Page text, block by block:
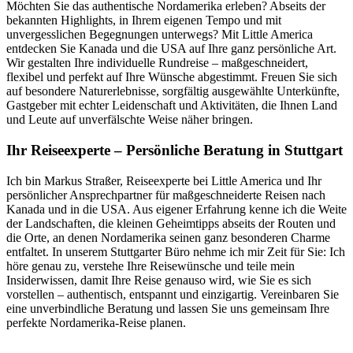
Möchten Sie das authentische Nordamerika erleben? Abseits der
bekannten Highlights, in Ihrem eigenen Tempo und mit
unvergesslichen Begegnungen unterwegs? Mit Little America
entdecken Sie Kanada und die USA auf Ihre ganz persönliche Art.
Wir gestalten Ihre individuelle Rundreise – maßgeschneidert,
flexibel und perfekt auf Ihre Wünsche abgestimmt. Freuen Sie sich
auf besondere Naturerlebnisse, sorgfältig ausgewählte Unterkünfte,
Gastgeber mit echter Leidenschaft und Aktivitäten, die Ihnen Land
und Leute auf unverfälschte Weise näher bringen.
Ihr Reiseexperte – Persönliche Beratung in Stuttgart
Ich bin Markus Straßer, Reiseexperte bei Little America und Ihr
persönlicher Ansprechpartner für maßgeschneiderte Reisen nach
Kanada und in die USA. Aus eigener Erfahrung kenne ich die Weite
der Landschaften, die kleinen Geheimtipps abseits der Routen und
die Orte, an denen Nordamerika seinen ganz besonderen Charme
entfaltet. In unserem Stuttgarter Büro nehme ich mir Zeit für Sie: Ich
höre genau zu, verstehe Ihre Reisewünsche und teile mein
Insiderwissen, damit Ihre Reise genauso wird, wie Sie es sich
vorstellen – authentisch, entspannt und einzigartig. Vereinbaren Sie
eine unverbindliche Beratung und lassen Sie uns gemeinsam Ihre
perfekte Nordamerika-Reise planen.